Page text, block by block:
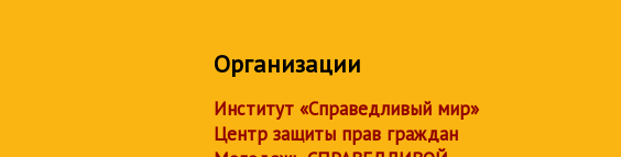
Организации
Институт «Справедливый мир»
Центр защиты прав граждан